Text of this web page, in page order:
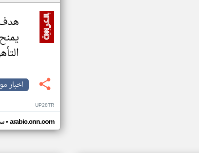
اخبار
UP28TR
• arabic.cnn.com